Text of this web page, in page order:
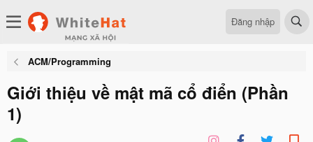
Đăng nhập
ACM/Programming
Giới thiệu về mật mã cổ điển (Phần
1)